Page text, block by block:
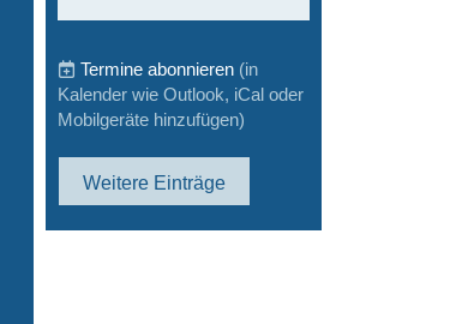
Termine abonnieren (in
Kalender wie Outlook, iCal oder
Mobilgeräte hinzufügen)
Weitere Einträge